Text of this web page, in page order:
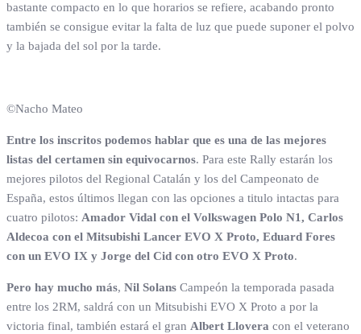
bastante compacto en lo que horarios se refiere, acabando pronto
también se consigue evitar la falta de luz que puede suponer el polvo
y la bajada del sol por la tarde.
©Nacho Mateo
Entre los inscritos podemos hablar que es una de las mejores
listas del certamen sin equivocarnos. Para este Rally estarán los
mejores pilotos del Regional Catalán y los del Campeonato de
España, estos últimos llegan con las opciones a titulo intactas para
cuatro pilotos: Amador Vidal con el Volkswagen Polo N1, Carlos
Aldecoa con el Mitsubishi Lancer EVO X Proto, Eduard Fores
con un EVO IX y Jorge del Cid con otro EVO X Proto.
Pero hay mucho más, Nil Solans Campeón la temporada pasada
entre los 2RM, saldrá con un Mitsubishi EVO X Proto a por la
victoria final, también estará el gran Albert Llovera con el veterano